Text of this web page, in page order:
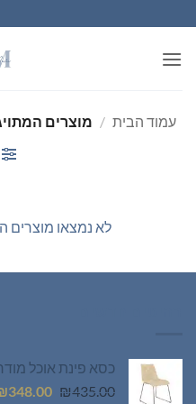
to
content
עמוד הבית / מוצרים
לא נמצאו מוצרים
כסא פינת אוכל
₪435.00
המחיר
348.00